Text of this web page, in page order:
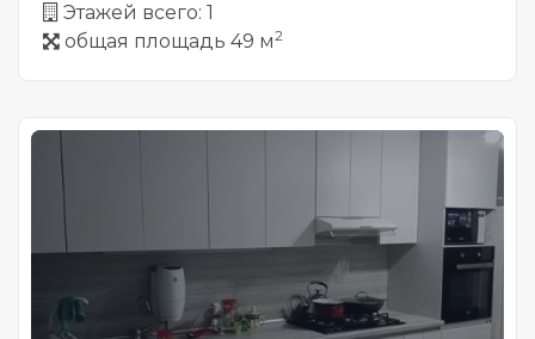
Этажей всего: 1
общая площадь 49 м2